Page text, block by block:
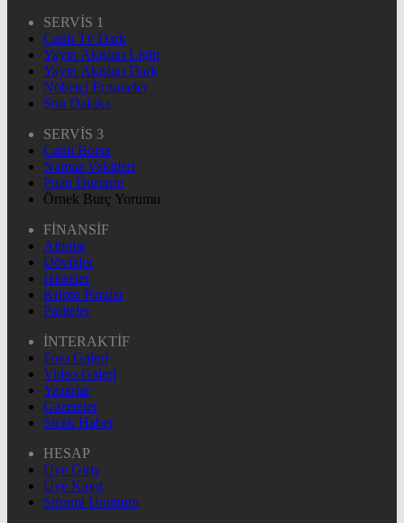
SERVİS 1
Canlı Tv Dark
Yayın Akışları Light
Yayın Akışları Dark
Nöbetçi Eczaneler
Son Dakika
SERVİS 3
Canlı Borsa
Namaz Vakitleri
Puan Durumu
Örnek Burç Yorumu
FİNANSİF
Altınlar
Dövizler
Hisseler
Kripto Paralar
Pariteler
İNTERAKTİF
Foto Galeri
Video Galeri
Yazarlar
Gazeteler
Sıcak Haber
HESAP
Üye Giriş
Üye Kayıt
Şifremi Unuttum